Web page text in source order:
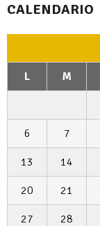
CALENDARIO
L M
6 7
13 14
20 21
27 28